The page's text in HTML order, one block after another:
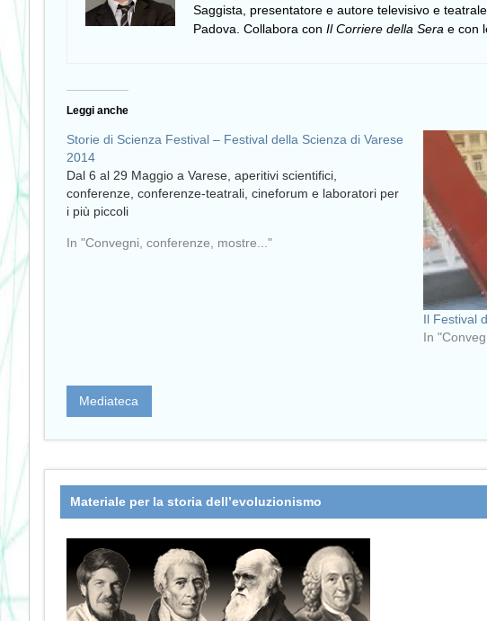
Saggista, presentatore e autore televisivo e
Padova. Collabora con Il Corriere della Sera e con
Leggi anche
Storie di Scienza Festival – Festival della Scienza di Varese
2014
Dal 6 al 29 Maggio a Varese, aperitivi scientifici,
conferenze, conferenze-teatrali, cineforum e laboratori per
i più piccoli
In "Convegni, conferenze, mostre..."
Il Festival
In
Mediateca
Materiale per la storia dell’evoluzionismo